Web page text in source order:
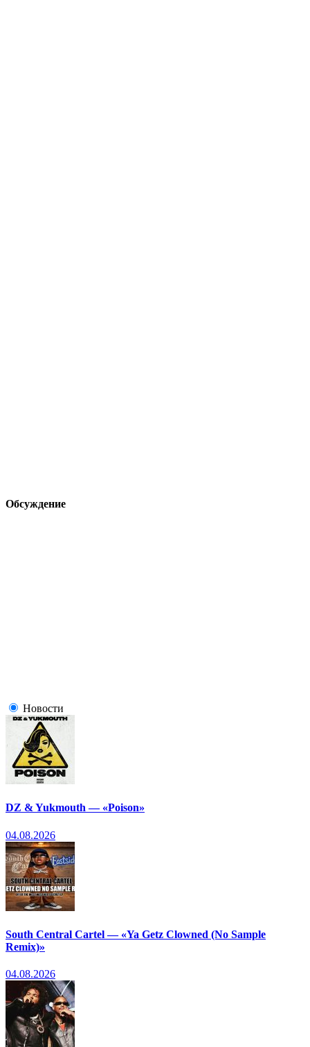
Обсуждение
Новости
DZ & Yukmouth — «Poison»
04.08.2026
South Central Cartel — «Ya Getz Clowned (No Sample
Remix)»
04.08.2026